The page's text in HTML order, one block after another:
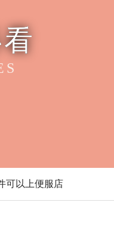
可以上便服店